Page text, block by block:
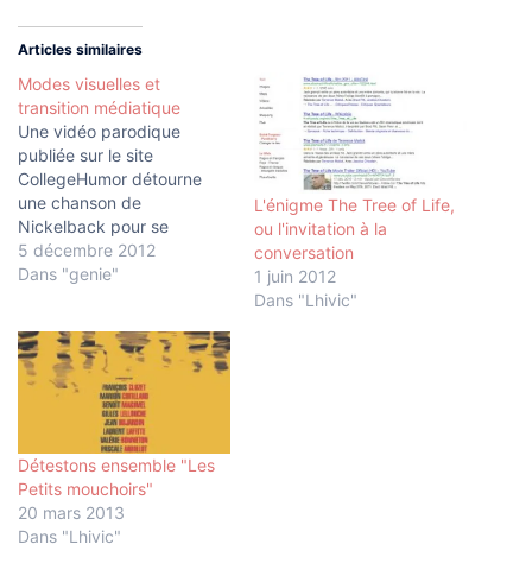
Articles similaires
Modes visuelles et
transition médiatique
Une vidéo parodique
publiée sur le site
CollegeHumor détourne
une chanson de
Nickelback pour se
moquer des dernières
modes de la photographie
de pieds, de chats, d'ailes
d'avions, filtres Instagram,
etc…: le clip propose une
liste détaillée de motifs
dont nous avons tous…
5 décembre 2012
Dans "genie"
L'énigme The Tree of Life,
ou l'invitation à la
conversation
1 juin 2012
Dans "Lhivic"
Détestons ensemble "Les
Petits mouchoirs"
20 mars 2013
Dans "Lhivic"